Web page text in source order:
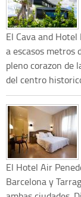
El Cava and
a escasos metros
pleno corazon de
del centro
El Hotel Air
Barcelona y